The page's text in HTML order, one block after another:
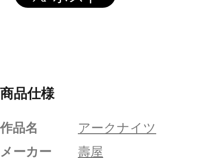
商品仕様
作品名
アークナイツ
メーカー
壽屋